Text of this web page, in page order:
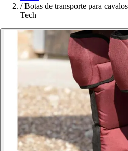
/ Botas de transporte para
Tech